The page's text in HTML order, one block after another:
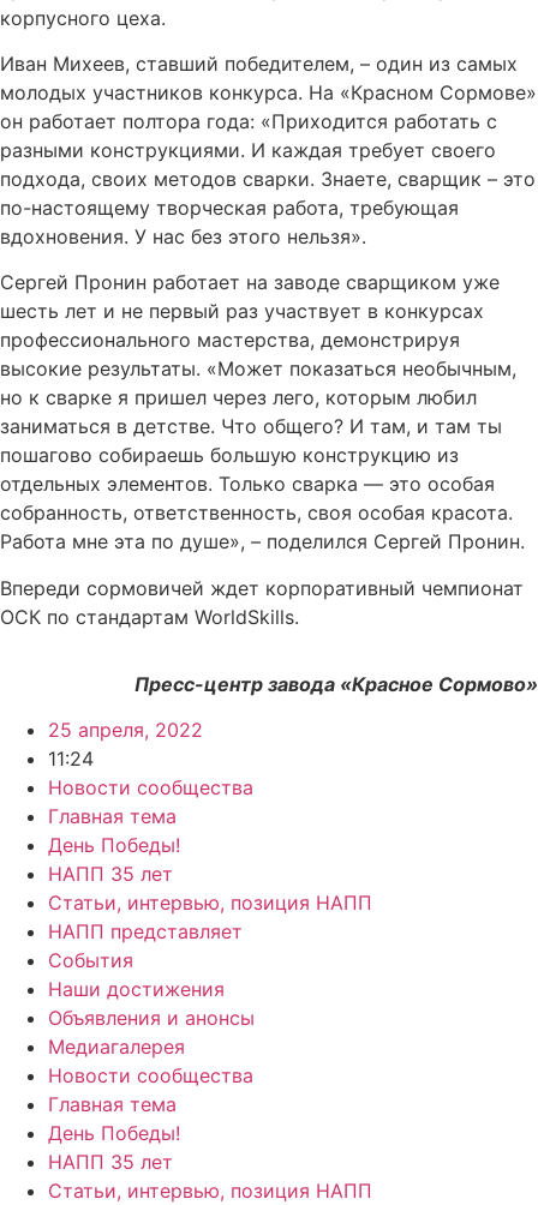
корпусного цеха.
Иван Михеев, ставший победителем, – один из самых
молодых участников конкурса. На «Красном Сормове»
он работает полтора года: «Приходится работать с
разными конструкциями. И каждая требует своего
подхода, своих методов сварки. Знаете, сварщик – это
по-настоящему творческая работа, требующая
вдохновения. У нас без этого нельзя».
Сергей Пронин работает на заводе сварщиком уже
шесть лет и не первый раз участвует в конкурсах
профессионального мастерства, демонстрируя
высокие результаты. «Может показаться необычным,
но к сварке я пришел через лего, которым любил
заниматься в детстве. Что общего? И там, и там ты
пошагово собираешь большую конструкцию из
отдельных элементов. Только сварка — это особая
собранность, ответственность, своя особая красота.
Работа мне эта по душе», – поделился Сергей Пронин.
Впереди сормовичей ждет корпоративный чемпионат
ОСК по стандартам WorldSkills.
Пресс-центр завода «Красное Сормово»
25 апреля, 2022
11:24
Новости сообщества
Главная тема
День Победы!
НАПП 35 лет
Статьи, интервью, позиция НАПП
НАПП представляет
События
Наши достижения
Объявления и анонсы
Медиагалерея
Новости сообщества
Главная тема
День Победы!
НАПП 35 лет
Статьи, интервью, позиция НАПП